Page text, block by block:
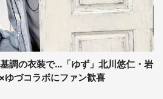
調の衣装で...「ゆず」北川悠仁・岩
づコラボにファン歓喜